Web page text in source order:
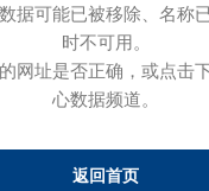
据可能已被移除、名称
时不可用。
网址是否正确，或点击
心数据频道。
返回首页